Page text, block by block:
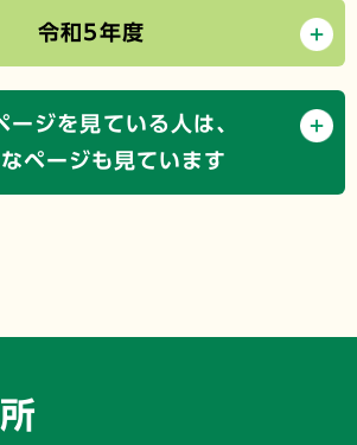
令和5年度
ージを見ている人は、
ページも見ています